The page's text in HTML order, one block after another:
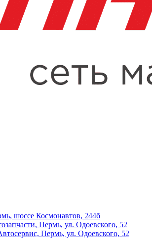
шоссе Космонавтов, 244б
Пермь, ул. Одоевского, 52
Пермь, ул. Одоевского, 52